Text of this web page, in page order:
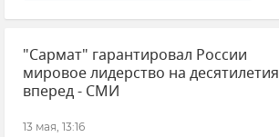
Владимир Путин (политик) Новости
Гособоронзаказ ОПК
"Сармат" гарантировал России
мировое лидерство на десятилетия
вперед - СМИ
13 мая, 13:16